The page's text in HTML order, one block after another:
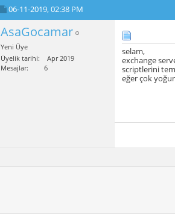
06-11-2019,02:38 PM
AsaGocamar
Yeni Üye
Üyelik tarihi
Apr 2019
Mesajlar
6
selam,
exchange
scriptlerini
eğer çok